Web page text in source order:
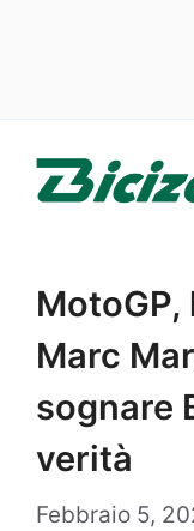
MotoGP,
Marc
sognare
verità
Febbraio 5,